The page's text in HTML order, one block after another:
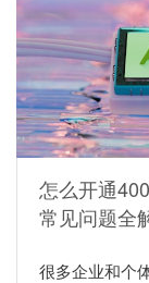
怎么开通
常见问题全
很多企业和个